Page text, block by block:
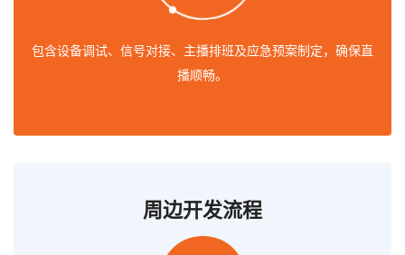
包含设备调试、信号对接、主播排班及应急预案制定，确保直
播顺畅。
周边开发流程